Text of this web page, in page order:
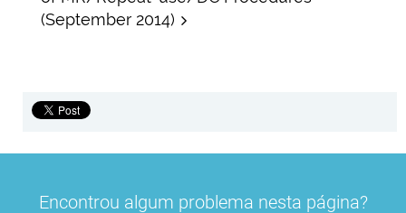
(September 2014)
Encontrou algum problema nesta página?